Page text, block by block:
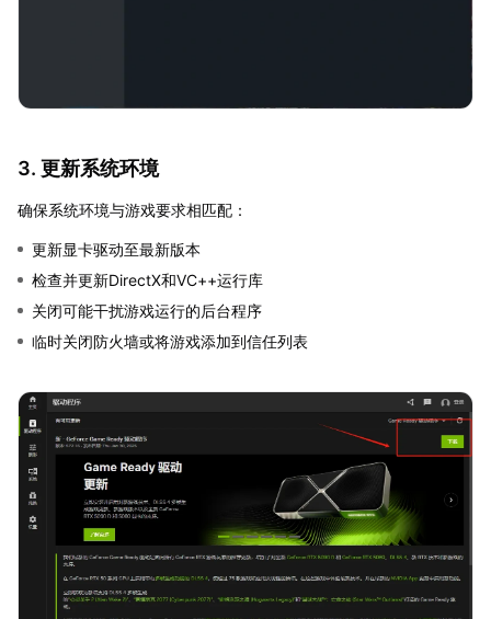
3. 更新系统环境
确保系统环境与游戏要求相匹配：
更新显卡驱动至最新版本
检查并更新DirectX和VC++运行库
关闭可能干扰游戏运行的后台程序
临时关闭防火墙或将游戏添加到信任列表